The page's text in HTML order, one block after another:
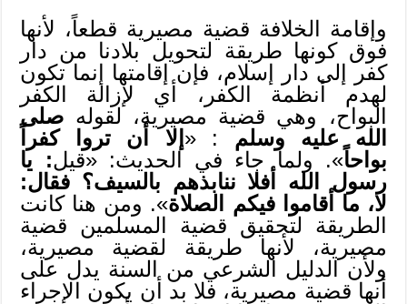
وإقامة الخلافة قضية مصيرية قطعاً، لأنها
فوق كونها طريقة لتحويل بلادنا من دار
كفر إلى دار إسلام، فإن إقامتها إنما تكون
لهدم أنظمة الكفر، أي لإزالة الكفر
البواح، وهي قضية مصيرية، لقوله صلى
الله عليه وسلم : « إلا أن تروا كفراً
بواحاً». ولما جاء في الحديث: «قيل: يا
رسول الله أفلا ننابذهم بالسيف؟ فقال:
لا، ما أقاموا فيكم الصلاة». ومن هنا كانت
الطريقة لتحقيق قضية المسلمين قضية
مصيرية، لأنها طريقة لقضية مصيرية،
ولأن الدليل الشرعي من السنة يدل على
أنها قضية مصيرية، فلا بد أن يكون الإجراء